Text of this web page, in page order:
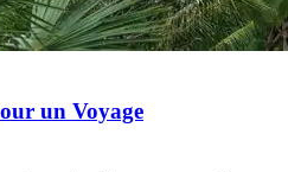
un Voyage